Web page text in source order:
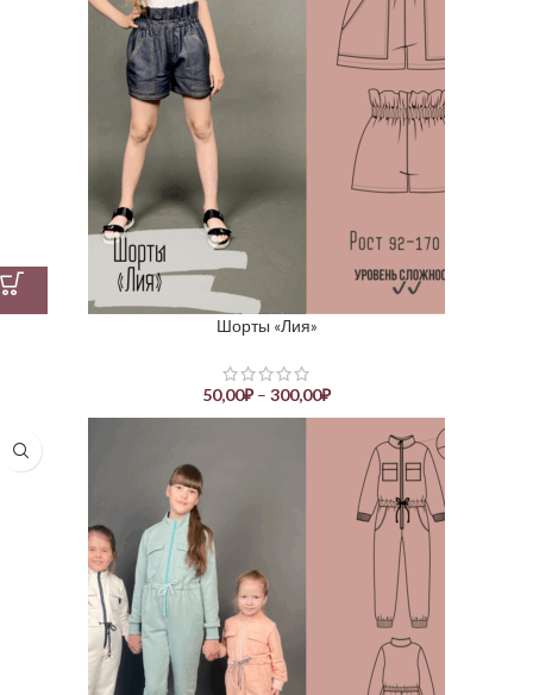
Шорты «Лия»
50,00₽ – 300,00₽